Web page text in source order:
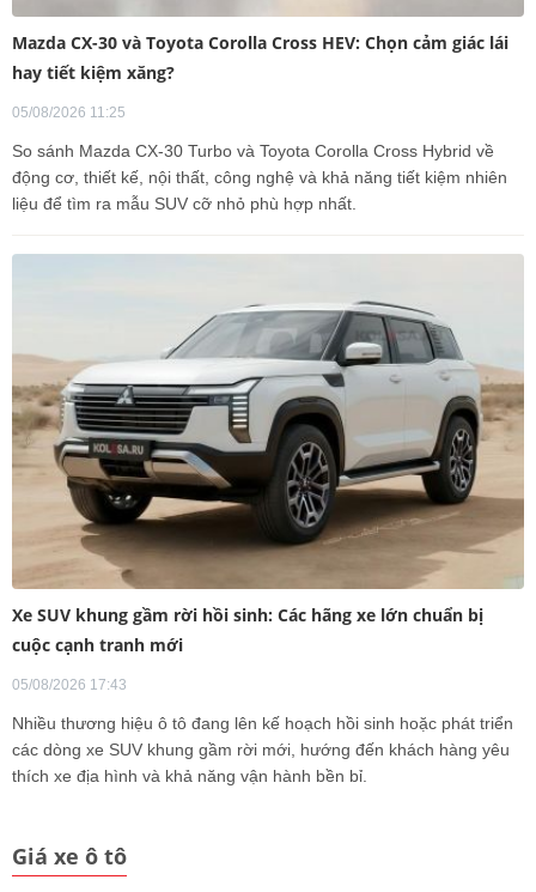
Mazda CX-30 và Toyota Corolla Cross HEV: Chọn cảm giác lái
hay tiết kiệm xăng?
05/08/2026 11:25
So sánh Mazda CX-30 Turbo và Toyota Corolla Cross Hybrid về
động cơ, thiết kế, nội thất, công nghệ và khả năng tiết kiệm nhiên
liệu để tìm ra mẫu SUV cỡ nhỏ phù hợp nhất.
Xe SUV khung gầm rời hồi sinh: Các hãng xe lớn chuẩn bị
cuộc cạnh tranh mới
05/08/2026 17:43
Nhiều thương hiệu ô tô đang lên kế hoạch hồi sinh hoặc phát triển
các dòng xe SUV khung gầm rời mới, hướng đến khách hàng yêu
thích xe địa hình và khả năng vận hành bền bỉ.
Giá xe ô tô